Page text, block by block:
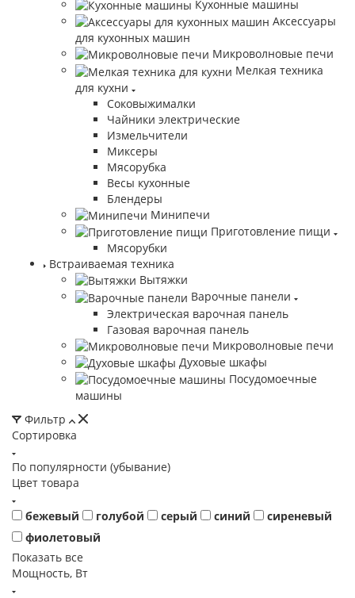
Кухонные машины
Аксессуары
для кухонных машин
Микроволновые печи
Мелкая техника
для кухни
Соковыжималки
Чайники электрические
Измельчители
Миксеры
Мясорубка
Весы кухонные
Блендеры
Минипечи
Приготовление пищи
Мясорубки
Встраиваемая техника
Вытяжки
Варочные панели
Электрическая варочная панель
Газовая варочная панель
Микроволновые печи
Духовые шкафы
Посудомоечные
машины
Фильтр
Сортировка
По популярности (убывание)
Цвет товара
бежевый голубой серый синий
сиреневый
фиолетовый
Показать все
Мощность, Вт